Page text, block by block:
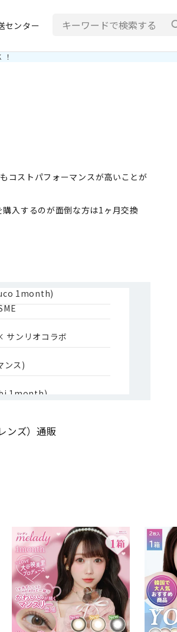
センター
コストパフォーマンスが高いことが
入するのが面倒な方は1ヶ月交換
1month)
ンリオコラボ
ンス)
1month)
ンズ）通販